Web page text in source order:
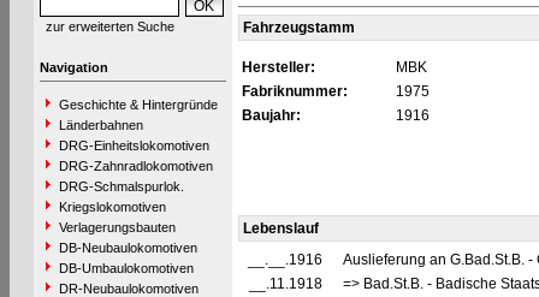
zur erweiterten Suche
Navigation
Geschichte & Hintergründe
Länderbahnen
DRG-Einheitslokomotiven
DRG-Zahnradlokomotiven
DRG-Schmalspurlok.
Kriegslokomotiven
Verlagerungsbauten
DB-Neubaulokomotiven
DB-Umbaulokomotiven
DR-Neubaulokomotiven
Fahrzeugstamm
Hersteller:
MBK
Fabriknummer:
1975
Baujahr:
1916
Lebenslauf
__.__.1916
Auslieferung an G.Bad.St.B.
__.11.1918
=> Bad.St.B. - Badische